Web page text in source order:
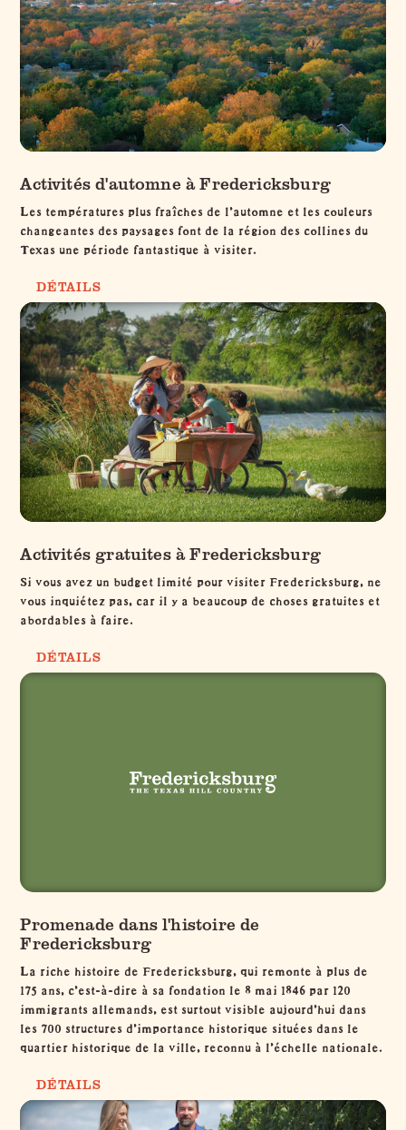
Activités d'automne à Fredericksburg
Les températures plus fraîches de l'automne et les couleurs
changeantes des paysages font de la région des collines du
Texas une période fantastique à visiter.
DÉTAILS
Activités gratuites à Fredericksburg
Si vous avez un budget limité pour visiter Fredericksburg, ne
vous inquiétez pas, car il y a beaucoup de choses gratuites et
abordables à faire.
DÉTAILS
Promenade dans l'histoire de
Fredericksburg
La riche histoire de Fredericksburg, qui remonte à plus de
175 ans, c'est-à-dire à sa fondation le 8 mai 1846 par 120
immigrants allemands, est surtout visible aujourd'hui dans
les 700 structures d'importance historique situées dans le
quartier historique de la ville, reconnu à l'échelle nationale.
DÉTAILS